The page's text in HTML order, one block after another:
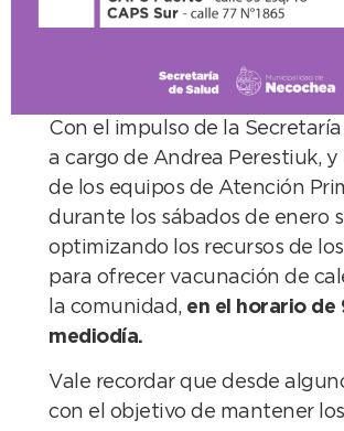
Con el impulso de la
a cargo de Andrea Perestiuk, y
de los equipos de Atención
durante los sábados de enero
optimizando los recursos de
para ofrecer vacunación de
la comunidad, en el horario de
mediodía.
Vale recordar que desde
con el objetivo de mantener